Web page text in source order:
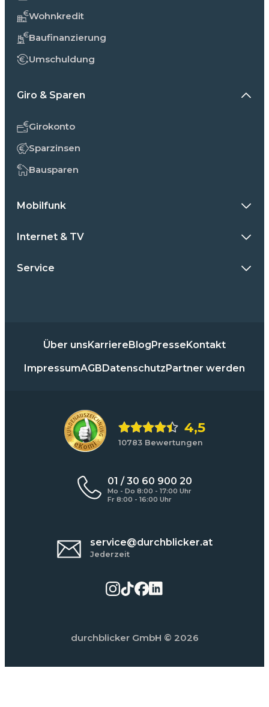
Wohnkredit
Baufinanzierung
Umschuldung
Giro & Sparen
Girokonto
Sparzinsen
Bausparen
Mobilfunk
Internet & TV
Service
Über unsKarriereBlogPresseKontakt
ImpressumAGBDatenschutzPartner werden
4,5
10783 Bewertungen
01 / 30 60 900 20
Mo - Do 8:00 - 17:00 Uhr
Fr 8:00 - 16:00 Uhr
service@durchblicker.at
Jederzeit
durchblicker GmbH © 2026